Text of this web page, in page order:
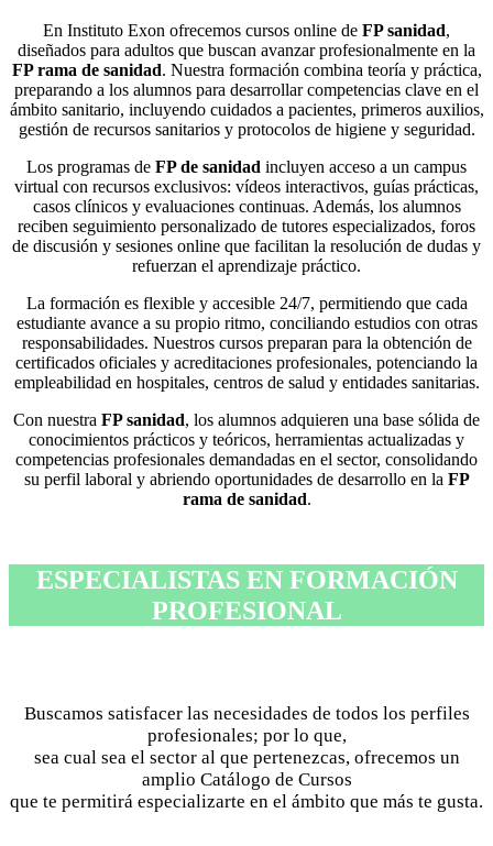
En Instituto Exon ofrecemos cursos online de FP sanidad,
diseñados para adultos que buscan avanzar profesionalmente en la
FP rama de sanidad. Nuestra formación combina teoría y práctica,
preparando a los alumnos para desarrollar competencias clave en el
ámbito sanitario, incluyendo cuidados a pacientes, primeros auxilios,
gestión de recursos sanitarios y protocolos de higiene y seguridad.
Los programas de FP de sanidad incluyen acceso a un campus
virtual con recursos exclusivos: vídeos interactivos, guías prácticas,
casos clínicos y evaluaciones continuas. Además, los alumnos
reciben seguimiento personalizado de tutores especializados, foros
de discusión y sesiones online que facilitan la resolución de dudas y
refuerzan el aprendizaje práctico.
La formación es flexible y accesible 24/7, permitiendo que cada
estudiante avance a su propio ritmo, conciliando estudios con otras
responsabilidades. Nuestros cursos preparan para la obtención de
certificados oficiales y acreditaciones profesionales, potenciando la
empleabilidad en hospitales, centros de salud y entidades sanitarias.
Con nuestra FP sanidad, los alumnos adquieren una base sólida de
conocimientos prácticos y teóricos, herramientas actualizadas y
competencias profesionales demandadas en el sector, consolidando
su perfil laboral y abriendo oportunidades de desarrollo en la FP
rama de sanidad.
ESPECIALISTAS EN FORMACIÓN
PROFESIONAL
Buscamos satisfacer las necesidades de todos los perfiles
profesionales; por lo que,
sea cual sea el sector al que pertenezcas, ofrecemos un
amplio Catálogo de Cursos
que te permitirá especializarte en el ámbito que más te gusta.